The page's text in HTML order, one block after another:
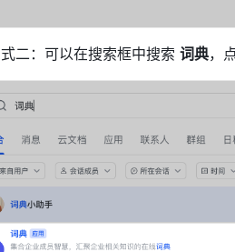
二：可以在搜索框中搜索 词典，